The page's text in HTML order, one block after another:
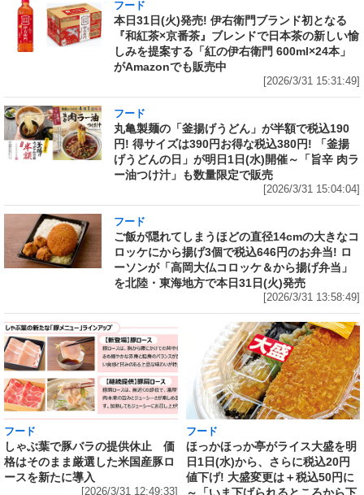
フード
本日31日(火)発売! 伊右衛門ブランド初となる
『和紅茶×京番茶』ブレンドで日本茶の新しい愉
しみを提案する「紅の伊右衛門 600ml×24本」
がAmazonでも販売中
[2026/3/31 15:31:49]
フード
丸亀製麺の「釜揚げうどん」が半額で税込190
円! 得サイズは390円お得な税込380円! 「釜揚
げうどんの日」が明日1日(水)開催～「旨辛 肉ラ
ー油つけ汁」も数量限定で販売
[2026/3/31 15:04:04]
フード
ご飯が隠れてしまうほどの直径14cmの大きなコ
ロッケにから揚げ3個で税込646円のお弁当! ロ
ーソンが「高岡大仏コロッケ＆から揚げ弁当」
を北陸・東海地方で本日31日(火)発売
[2026/3/31 13:58:49]
フード
しゃぶ葉で豚バラの提供休止 価
格はそのまま厳選した米国産豚ロ
ースを新たに導入
[2026/3/31 12:49:33]
フード
ほっかほっか亭がライス大盛を明
日1日(水)から、さらに税込20円
値下げ! 大盛変更は＋税込50円に